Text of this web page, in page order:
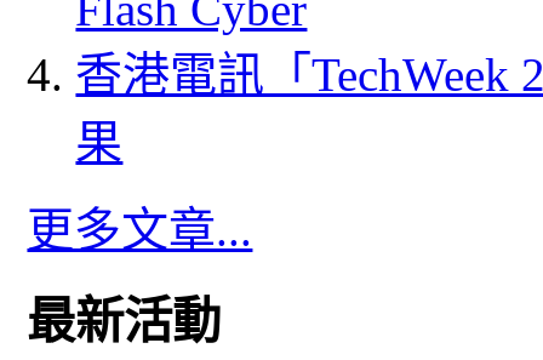
香港電訊「
果
更多文章...
最新活動